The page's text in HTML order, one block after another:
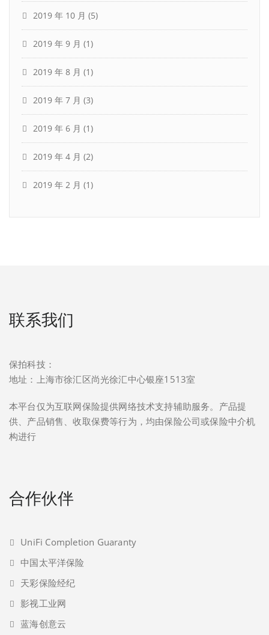
2019 年 10 月 (5)
2019 年 9 月 (1)
2019 年 8 月 (1)
2019 年 7 月 (3)
2019 年 6 月 (1)
2019 年 4 月 (2)
2019 年 2 月 (1)
联系我们
保拍科技：
地址：上海市徐汇区尚光徐汇中心银座1513室
本平台仅为互联网保险提供网络技术支持辅助服务。产品提
供、产品销售、收取保费等行为，均由保险公司或保险中介机
构进行
合作伙伴
UniFi Completion Guaranty
中国太平洋保险
天彩保险经纪
影视工业网
蓝海创意云